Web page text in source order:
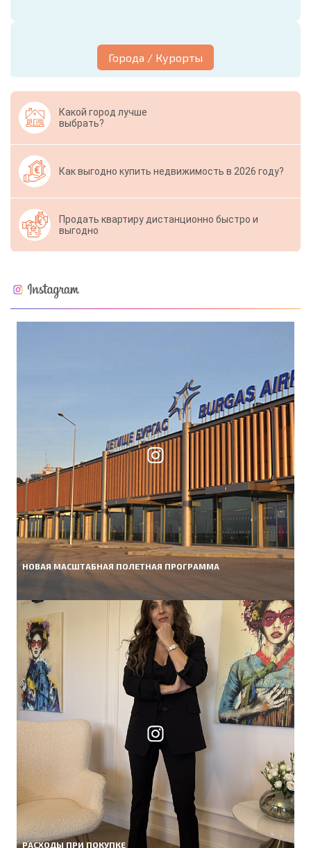
Города / Курорты
Какой город лучше
выбрать?
Как выгодно купить недвижимость в 2026 году?
Продать квартиру дистанционно быстро и
выгодно
НОВАЯ МАСШТАБНАЯ ПОЛЕТНАЯ ПРОГРАММА
РАСХОДЫ ПРИ ПОКУПКЕ